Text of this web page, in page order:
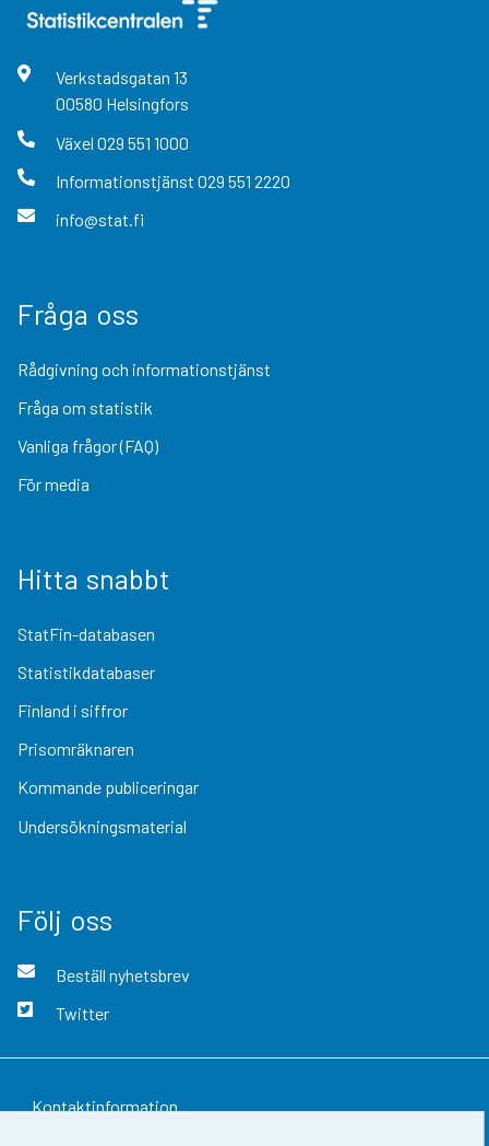
Verkstadsgatan 13
00580 Helsingfors
Växel 029 551 1000
Informationstjänst 029 551 2220
info@stat.fi
Fråga oss
Rådgivning och informationstjänst
Fråga om statistik
Vanliga frågor (FAQ)
För media
Hitta snabbt
StatFin-databasen
Statistikdatabaser
Finland i siffror
Prisomräknaren
Kommande publiceringar
Undersökningsmaterial
Följ oss
Beställ nyhetsbrev
Twitter
Kontaktinformation